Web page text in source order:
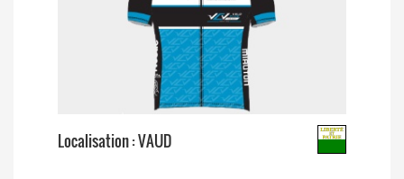
Localisation : VAUD